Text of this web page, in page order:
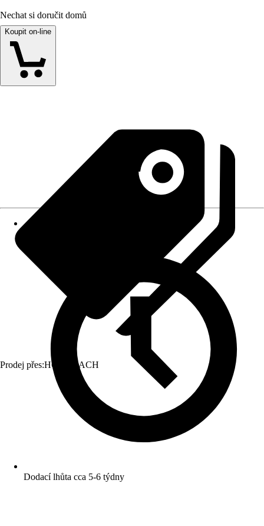
Nechat si doručit domů
Koupit on-line
Prodej přes:HORNBACH
Dodací lhůta cca 5-6 týdny